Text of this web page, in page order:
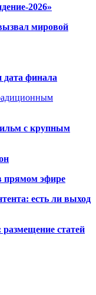
2026»
мировой
дата финала
с крупным
прямом эфире
есть ли выход
размещение статей